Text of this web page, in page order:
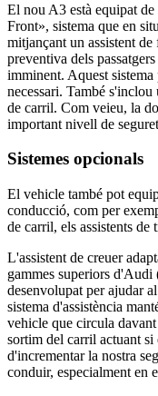
El nou A3 està equipat
Front», sistema que en
mitjançant un assistent
preventiva dels
imminent. Aquest
necessari. També
de carril. Com veieu, la
important nivell de
Sistemes opcionals
El vehicle també pot
conducció, com per
de carril, els assistents de
L'assistent de creuer
gammes superiors
desenvolupat per ajudar
sistema d'assistència
vehicle que circula davant
sortim del carril actuant si
d'incrementar la nostra
conduir, especialment en